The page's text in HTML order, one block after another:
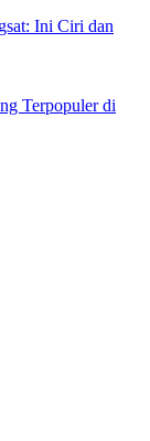
Ini Ciri dan
Terpopuler di